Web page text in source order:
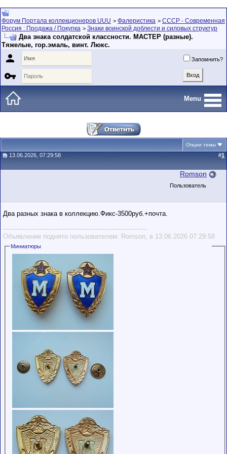
Форум Портала коллекционеров UUU > Фалеристика > СССР - Современная
Россия : Продажа / Покупка > Знаки воинской доблести и силовых структур
Два знака солдатской классности. МАСТЕР (разные).
Тяжелые, гор.эмаль, винт. Люкс.
 Запомнить?

Menu
Опции темы
13.06.2026, 07:29:58 #1
Romson
Пользователь
Два разных знака в коллекцию.Фикс-3500руб.+почта.
-----------------------------------------------------------------------
Объявление поднято пользователем: Romson, в 13.06.2026 07:29:58
Миниатюры